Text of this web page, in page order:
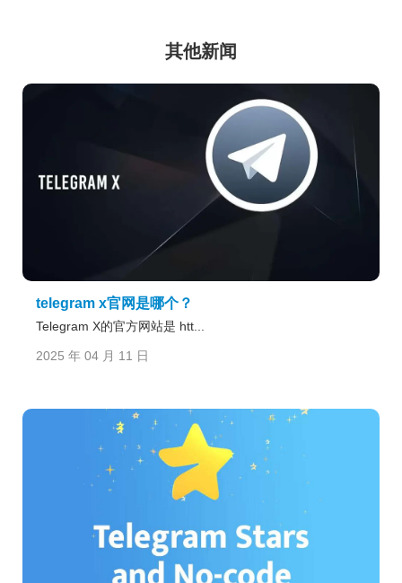
其他新闻
telegram x官网是哪个？
Telegram X的官方网站是 htt...
2025 年 04 月 11 日